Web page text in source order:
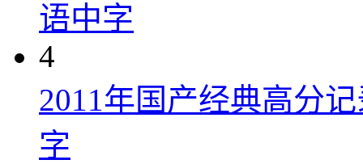
语中字
4
2011年国产经典高分
字